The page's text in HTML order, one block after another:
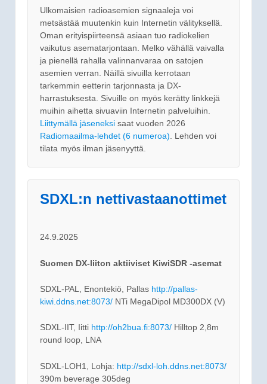
Ulkomaisien radioasemien signaaleja voi
metsästää muutenkin kuin Internetin välityksellä.
Oman erityispiirteensä asiaan tuo radiokelien
vaikutus asematarjontaan. Melko vähällä vaivalla
ja pienellä rahalla valinnanvaraa on satojen
asemien verran. Näillä sivuilla kerrotaan
tarkemmin eetterin tarjonnasta ja DX-
harrastuksesta. Sivuille on myös kerätty linkkejä
muihin aihetta sivuaviin Internetin palveluihin.
Liittymällä jäseneksi saat vuoden 2026
Radiomaailma-lehdet (6 numeroa) . Lehden voi
tilata myös ilman jäsenyyttä.
SDXL:n nettivastaanottimet
24.9.2025
Suomen DX-liiton aktiiviset KiwiSDR -asemat
SDXL-PAL, Enontekiö, Pallas http://pallas-
kiwi.ddns.net:8073/ NTi MegaDipol MD300DX (V)
SDXL-IIT, Iitti http://oh2bua.fi:8073/ Hilltop 2,8m
round loop, LNA
SDXL-LOH1, Lohja: http://sdxl-loh.ddns.net:8073/
390m beverage 305deg